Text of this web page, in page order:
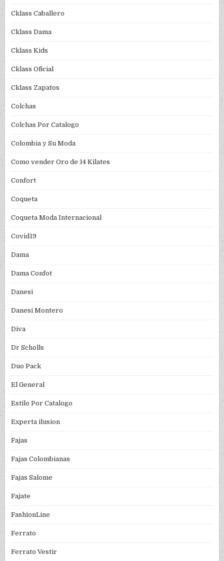
Cklass Caballero
Cklass Dama
Cklass Kids
Cklass Oficial
Cklass Zapatos
Colchas
Colchas Por Catalogo
Colombia y Su Moda
Como vender Oro de 14 Kilates
Confort
Coqueta
Coqueta Moda Internacional
Covid19
Dama
Dama Confot
Danesi
Danesi Montero
Diva
Dr Scholls
Duo Pack
El General
Estilo Por Catalogo
Experta ilusion
Fajas
Fajas Colombianas
Fajas Salome
Fajate
FashionLine
Ferrato
Ferrato Vestir